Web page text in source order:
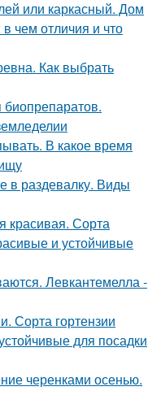
или каркасный. Дом
чем отличия и что
Как выбрать
В какое время
в раздевалку. Виды
красивая. Сорта
и устойчивые
Левкантемелла -
Сорта гортензии
для посадки
черенками осенью.